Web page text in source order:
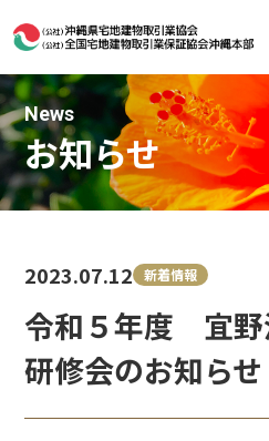
News
お知らせ
令和５年度 宜野
研修会のお知らせ
2023.07.12 新着情報